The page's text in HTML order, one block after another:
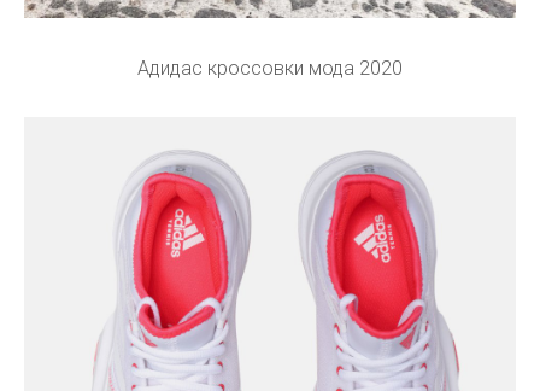
Адидас кроссовки мода 2020